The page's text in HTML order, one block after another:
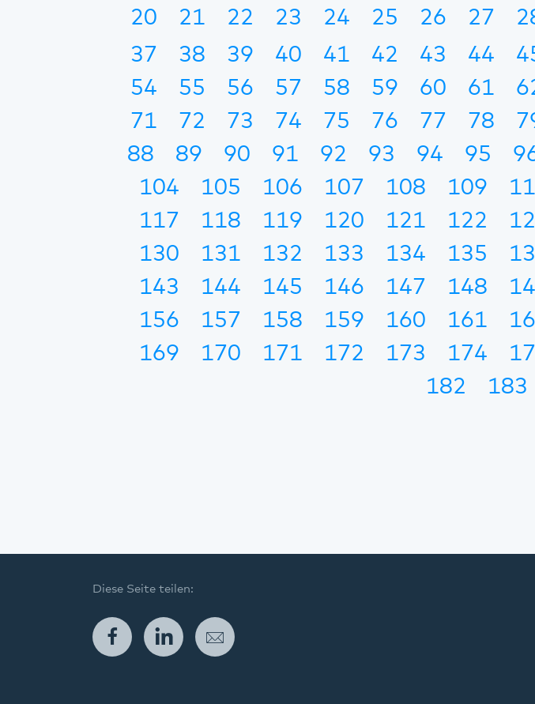
20
21 22 23 24 25 26 27
37
38 39 40 41 42 43 44
54
55 56 57 58 59 60 61
71
72 73 74 75 76 77 78
88
89 90 91 92 93 94 95
104
105 106 107 108 109
117
118 119 120 121 122
130
131 132 133 134 135
143
144 145 146 147 148
156
157 158 159 160 161
169
170 171 172 173 174
182
183
Diese Seite teilen:
FacebookLinkedIn